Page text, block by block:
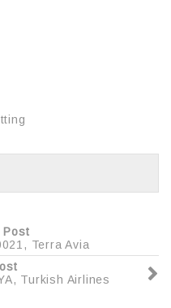
Post
Terra Avia
Turkish Airlines